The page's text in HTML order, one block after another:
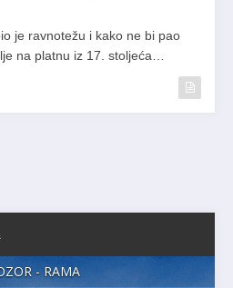
je ravnotežu i kako ne bi pao
na platnu iz 17. stoljeća…
- RAMA